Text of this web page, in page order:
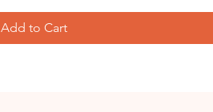
Add to Cart